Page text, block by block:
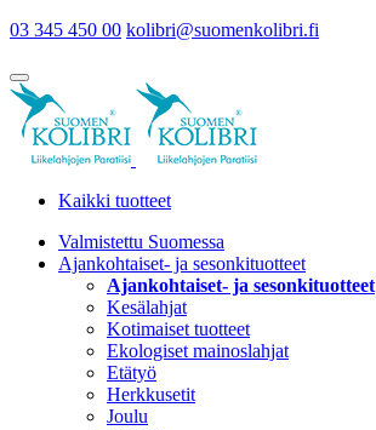
03 345 450 00 kolibri@suomenkolibri.fi
Kaikki tuotteet
Valmistettu Suomessa
Ajankohtaiset- ja sesonkituotteet
Ajankohtaiset- ja sesonkituotteet
Kesälahjat
Kotimaiset tuotteet
Ekologiset mainoslahjat
Etätyö
Herkkusetit
Joulu